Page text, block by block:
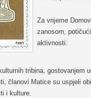
Za vrijeme
zanosom,
aktivnosti.
tribina, gostovanjem
članovi Matice su uspjeli
i kulture.